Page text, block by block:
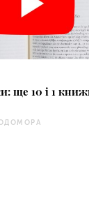
ще 10 і 1